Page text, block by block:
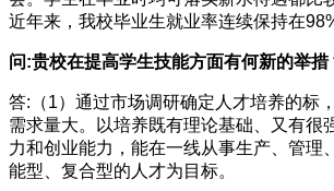
近年来，我校毕业生就业率连续保持在
问:贵校在提高学生技能方面有何新的举措
答:（1）通过市场调研确定人才培养的标
需求量大。以培养既有理论基础、又有很
力和创业能力，能在一线从事生产、管理
能型、复合型的人才为目标。